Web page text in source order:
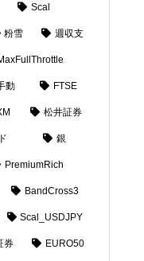
Scal
粉雪 週収支
動 FTSE
松井証券
銀
PremiumRich
BandCross3
Scal_USDJPY
券 EURO50